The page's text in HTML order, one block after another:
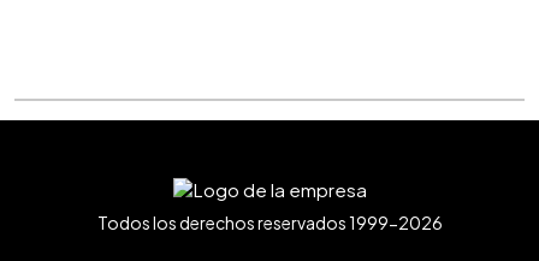
Todos los derechos reservados 1999-2026